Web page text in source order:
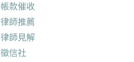
帳款催收
律師推薦
律師見解
徵信社